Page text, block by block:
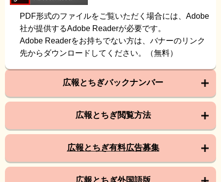
PDF形式のファイルをご覧いただく場合には、Adobe
社が提供するAdobe Readerが必要です。
Adobe Readerをお持ちでない方は、バナーのリンク
先からダウンロードしてください。（無料）
広報とちぎバックナンバー
広報とちぎ閲覧方法
広報とちぎ有料広告募集